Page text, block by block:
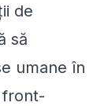
de
să
umane în
front-